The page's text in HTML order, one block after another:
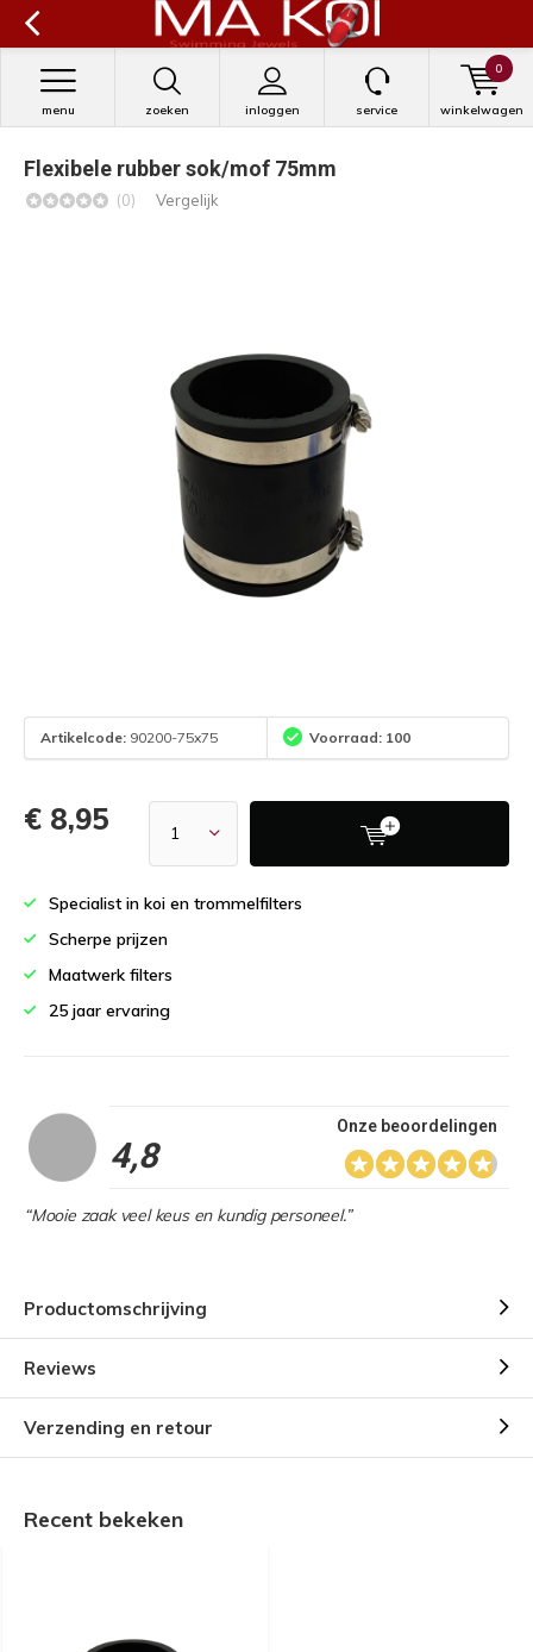
zoeken inloggen
menu service winkelwagen
0
Flexibele rubber sok/mof 75mm
(0) Vergelijk
Artikelcode: 90200-75x75 Voorraad: 100
€ 8,95
Specialist in koi en trommelfilters
Scherpe prijzen
Maatwerk filters
25 jaar ervaring
4,8
Onze beoordelingen
“Mooie zaak veel keus en kundig personeel.”
Productomschrijving
Reviews
Verzending en retour
Recent bekeken